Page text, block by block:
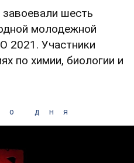
шесть
молодежной
2021. Участники
по химии, биологии и
дня